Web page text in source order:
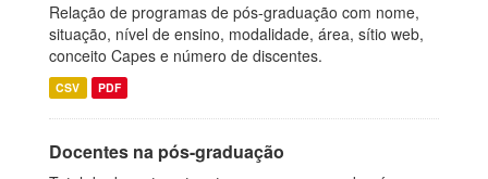
Relação de programas de pós-graduação com nome,
situação, nível de ensino, modalidade, área, sítio web,
conceito Capes e número de discentes.
CSV PDF
Docentes na pós-graduação